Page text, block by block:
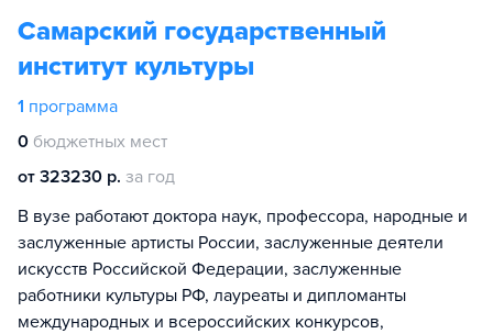
Самарский государственный
институт культуры
1 программа
0 бюджетных мест
от 323230 р. за год
В вузе работают доктора наук, профессора, народные и
заслуженные артисты России, заслуженные деятели
искусств Российской Федерации, заслуженные
работники культуры РФ, лауреаты и дипломанты
международных и всероссийских конкурсов,